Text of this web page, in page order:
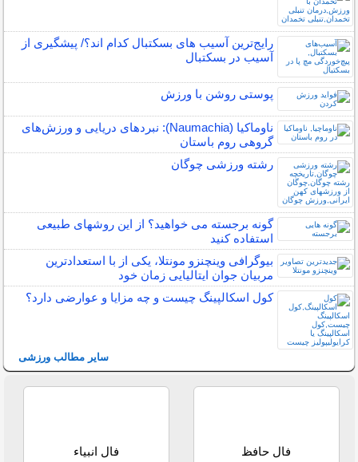
رایج‌ترین آسیب های بسکتبال کدام اند؟/ پیشگیری از
آسیب در بسکتبال
پوستی روشن با ورزش
ناوماکیا (Naumachia): نبردهای دریایی و ورزش‌های
گروهی روم باستان
رشته ورزشی چوگان
گونه برجسته می خواهید؟ از این روشهای طبیعی
استفاده کنید
بیوگرافی وینچنزو مونتلا، یکی از با استعدادترین
مربیان جوان ایتالیایی زمان خود
کول اسکالپینگ چیست و چه مزایا و عوارضی دارد؟
سایر مطالب ورزشی
فال حافظ فال انبیاء